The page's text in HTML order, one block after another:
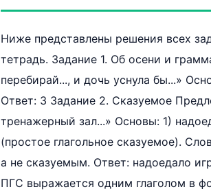
Ниже представлены решения всех
тетрадь. Задание 1. Об осени и
перебирай..., и дочь уснула бы...»
Ответ: 3 Задание 2. Сказуемое
тренажерный зал...» Основы: 1)
(простое глагольное сказуемое).
а не сказуемым. Ответ: надоедало
ПГС выражается одним глаголом в